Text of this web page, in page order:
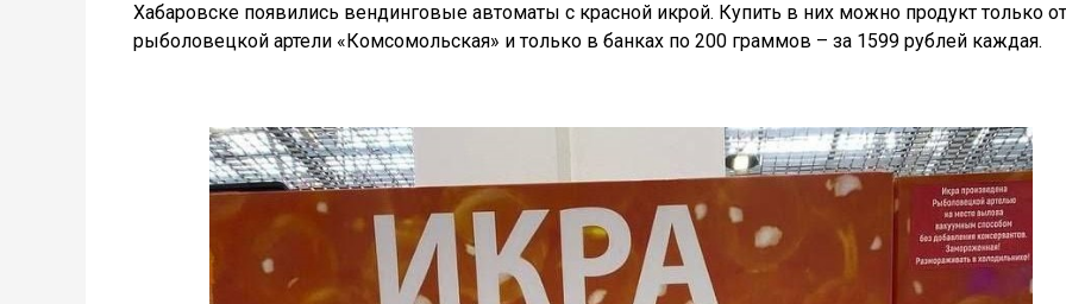
Хабаровске появились вендинговые автоматы с красной икрой. Купить в них можно продукт только от
рыболовецкой артели «Комсомольская» и только в банках по 200 граммов – за 1599 рублей каждая.